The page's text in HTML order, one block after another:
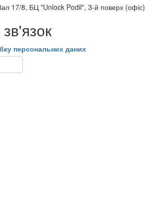
17/8, БЦ "Unlock Podil", 3-й поверх (офіс)
персональних даних